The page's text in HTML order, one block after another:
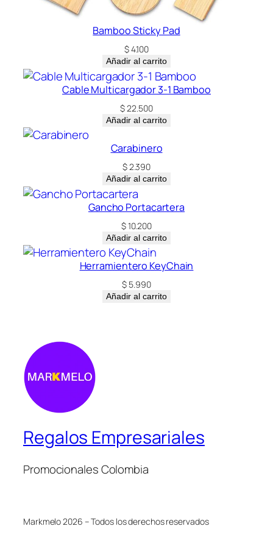
Bamboo Sticky Pad
$4.100
Añadir al carrito
Cable Multicargador 3-1 Bamboo
$22.500
Añadir al carrito
Carabinero
$2.390
Añadir al carrito
Gancho Portacartera
$10.200
Añadir al carrito
Herramientero KeyChain
$ 5.990
Añadir al carrito
Regalos Empresariales
Promocionales Colombia
Markmelo 2026 – Todos los derechos reservados